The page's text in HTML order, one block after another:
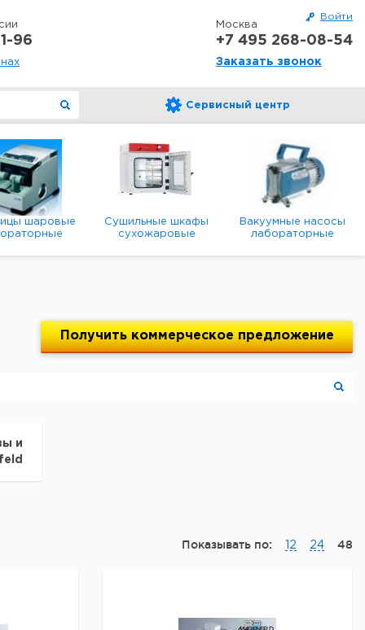
Войти
96
Москва
+7 495 268-08-54
Заказать звонок
Сервисный центр
шаровые
Сушильные шкафы
сухожаровые
Вакуумные насосы
лабораторные
мембранные
Получить коммерческое предложение
и
Показывать по: 12 24 48